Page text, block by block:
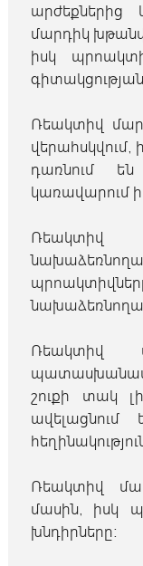
արժեքներից
մարդիկ
իսկ
գիտակցության
Ռեակտիվ
դառնում
կառավարում
Ռեակտիվ
շուքի տակ
ավելացնում
Ռեակտիվ
մասին, իսկ
խնդիրները։